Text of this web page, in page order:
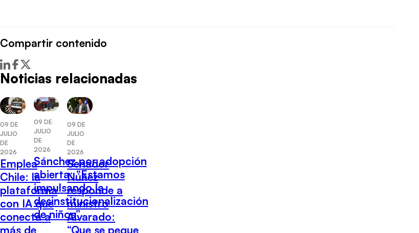
Compartir contenido
Noticias relacionadas
09 DE
JULIO
DE
2026
Emplea
Chile: la
plataforma
con IA que
conecta a
más de
09 DE
JULIO
DE
2026
Sánchez por adopción
abierta: “Estamos
impulsando la
desinstitucionalización
de niños”
09 DE
JULIO
DE
2026
Senador
Núñez
responde a
ministro
Alvarado:
“Que se pegue